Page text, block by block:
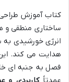
ساختاری منطقی و
هدایت می کند.
فصل به جنبه ای